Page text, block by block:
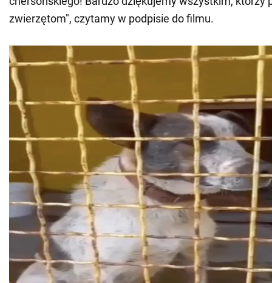
zwierzętom", czytamy w podpisie do filmu.